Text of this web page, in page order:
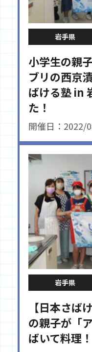
岩手県
小学生の親
ブリの西京
ばける塾 in
た！
開催日：2022/
岩手県
【日本さば
の親子が「
ばいて料理！